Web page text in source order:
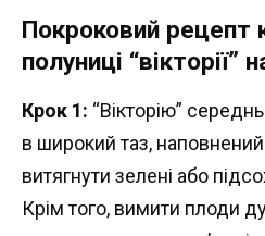
Покроковий рецепт
полуниці “вікторії”
Крок 1: “Вікторію”
в широкий таз,
витягнути зелені або
Крім того, вимити плоди